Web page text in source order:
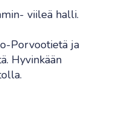
viileä halli.
Porvootietä ja
Hyvinkään